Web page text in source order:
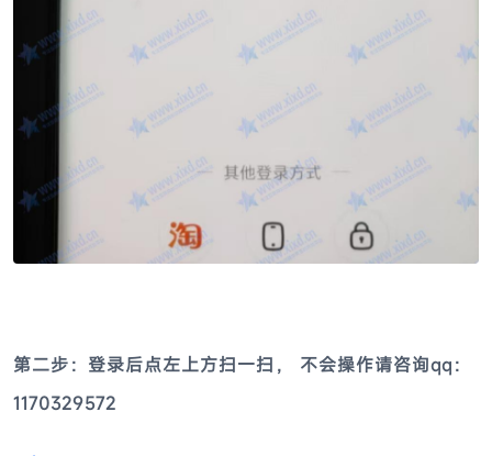
第二步：登录后点左上方扫一扫， 不会操作请咨询qq：
1170329572